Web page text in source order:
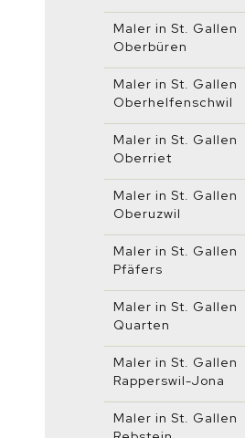
Maler in St. Gallen
Oberbüren
Maler in St. Gallen
Oberhelfenschwil
Maler in St. Gallen
Oberriet
Maler in St. Gallen
Oberuzwil
Maler in St. Gallen
Pfäfers
Maler in St. Gallen
Quarten
Maler in St. Gallen
Rapperswil-Jona
Maler in St. Gallen